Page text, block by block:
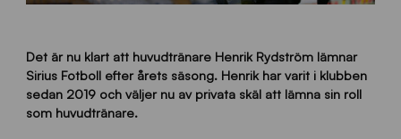
Det är nu klart att huvudtränare Henrik Rydström lämnar
Sirius Fotboll efter årets säsong. Henrik har varit i klubben
sedan 2019 och väljer nu av privata skäl att lämna sin roll
som huvudtränare.